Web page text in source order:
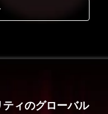
ィのグローバル